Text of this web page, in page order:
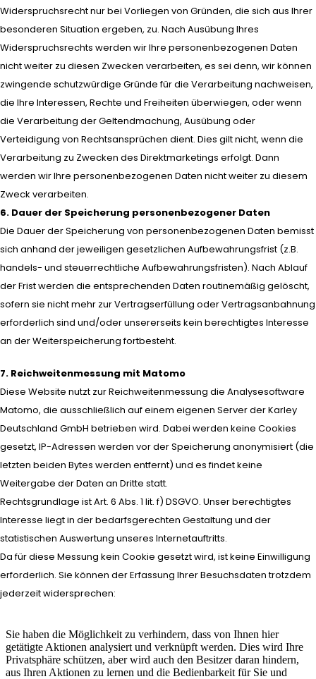
Widerspruchsrecht nur bei Vorliegen von Gründen, die sich aus Ihrer
besonderen Situation ergeben, zu. Nach Ausübung Ihres
Widerspruchsrechts werden wir Ihre personenbezogenen Daten
nicht weiter zu diesen Zwecken verarbeiten, es sei denn, wir können
zwingende schutzwürdige Gründe für die Verarbeitung nachweisen,
die Ihre Interessen, Rechte und Freiheiten überwiegen, oder wenn
die Verarbeitung der Geltendmachung, Ausübung oder
Verteidigung von Rechtsansprüchen dient. Dies gilt nicht, wenn die
Verarbeitung zu Zwecken des Direktmarketings erfolgt. Dann
werden wir Ihre personenbezogenen Daten nicht weiter zu diesem
Zweck verarbeiten.
6. Dauer der Speicherung personenbezogener Daten
Die Dauer der Speicherung von personenbezogenen Daten bemisst
sich anhand der jeweiligen gesetzlichen Aufbewahrungsfrist (z.B.
handels- und steuerrechtliche Aufbewahrungsfristen). Nach Ablauf
der Frist werden die entsprechenden Daten routinemäßig gelöscht,
sofern sie nicht mehr zur Vertragserfüllung oder Vertragsanbahnung
erforderlich sind und/oder unsererseits kein berechtigtes Interesse
an der Weiterspeicherung fortbesteht.
7. Reichweitenmessung mit Matomo
Diese Website nutzt zur Reichweitenmessung die Analysesoftware
Matomo, die ausschließlich auf einem eigenen Server der Karley
Deutschland GmbH betrieben wird. Dabei werden keine Cookies
gesetzt, IP-Adressen werden vor der Speicherung anonymisiert (die
letzten beiden Bytes werden entfernt) und es findet keine
Weitergabe der Daten an Dritte statt.
Rechtsgrundlage ist Art. 6 Abs. 1 lit. f) DSGVO. Unser berechtigtes
Interesse liegt in der bedarfsgerechten Gestaltung und der
statistischen Auswertung unseres Internetauftritts.
Da für diese Messung kein Cookie gesetzt wird, ist keine Einwilligung
erforderlich. Sie können der Erfassung Ihrer Besuchsdaten trotzdem
jederzeit widersprechen: